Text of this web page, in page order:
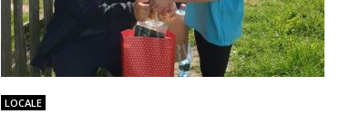
LOCALE